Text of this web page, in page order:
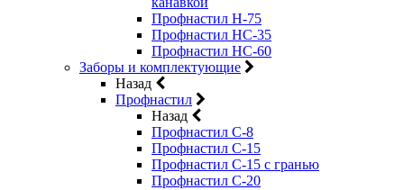
Профнастил Н-75
Профнастил НС-35
Профнастил НС-60
Заборы и комплектующие
Назад
Профнастил
Назад
Профнастил С-8
Профнастил С-15
Профнастил C-15 с гранью
Профнастил C-20